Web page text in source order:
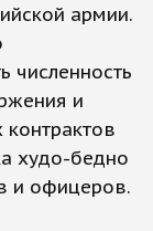
армии.
численность
и
худо-бедно
и офицеров.